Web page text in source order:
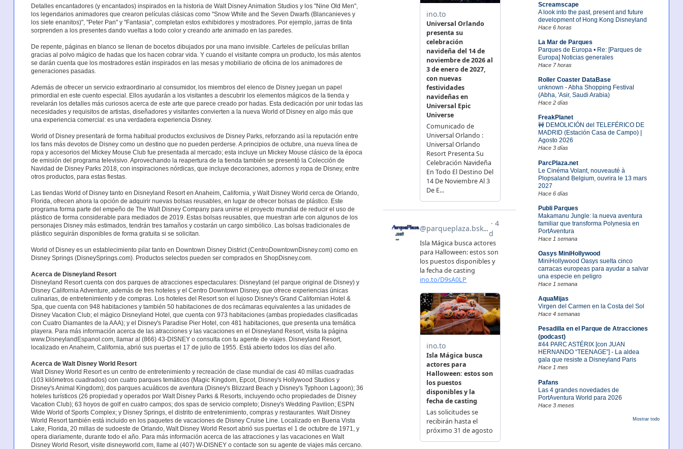
Screamscape
A look into the past, present and future
development of Hong Kong Disneyland
Hace 6 horas
La Mar de Parques
Parques de Europa • Re: [Parques de
Europa] Noticias generales
Hace 7 horas
Roller Coaster DataBase
unknown - Abha Shopping Festival
(Abha, 'Asir, Saudi Arabia)
Hace 2 días
FreakPlanet
🚧 DEMOLICIÓN del TELEFÉRICO DE
MADRID (Estación Casa de Campo) |
Agosto 2026
Hace 3 días
ParcPlaza.net
Le Cinéma Volant, nouveauté à
Plopsaland Belgium, ouvrira le 13 mars
2027
Hace 6 días
Publi Parques
Makamanu Jungle: la nueva aventura
familiar que transforma Polynesia en
PortAventura
Hace 1 semana
Oasys MiniHollywood
MiniHollywood Oasys suelta cinco
carracas europeas para ayudar a salvar
una especie en peligro
Hace 1 semana
AquaMijas
Virgen del Carmen en la Costa del Sol
Hace 4 semanas
Pesadilla en el Parque de Atracciones
(podcast)
#44 PARC ASTÉRIX [con JUAN
HERNANDO “TEENAGE”] - La aldea
gala que resiste a Disneyland Paris
Hace 1 mes
Pafans
Las 4 grandes novedades de
PortAventura World para 2026
Hace 3 meses
Mostrar todo
Detalles encantadores (y encantados) inspirados en la historia de Walt Disney Animation Studios y los "Nine Old Men",
los legendarios animadores que crearon películas clásicas como "Snow White and the Seven Dwarfs (Blancanieves y
los siete enanitos)", "Peter Pan" y "Fantasia", completan estos exhibidores y mostradores. Por ejemplo, jarras de tinta
sorprenden a los presentes dando vueltas a todo color y creando arte animado en las paredes.
De repente, páginas en blanco se llenan de bocetos dibujados por una mano invisible. Carteles de películas brillan
gracias al polvo mágico de hadas que los hacen cobrar vida. Y cuando el visitante compra un producto, los más atentos
se darán cuenta que los mostradores están inspirados en las mesas y mobiliario de oficina de los animadores de
generaciones pasadas.
Además de ofrecer un servicio extraordinario al consumidor, los miembros del elenco de Disney juegan un papel
primordial en este cuento especial. Ellos ayudarán a los visitantes a descubrir los elementos mágicos de la tienda y
revelarán los detalles más curiosos acerca de este arte que parece creado por hadas. Esta dedicación por unir todas las
necesidades y requisitos de artistas, diseñadores y visitantes convierten a la nueva World of Disney en algo más que
una experiencia comercial: es una verdadera experiencia Disney.
World of Disney presentará de forma habitual productos exclusivos de Disney Parks, reforzando así la reputación entre
los fans más devotos de Disney como un destino que no pueden perderse. A principios de octubre, una nueva línea de
ropa y accesorios del Mickey Mouse Club fue presentada al mercado; esta incluye un Mickey Mouse clásico de la época
de emisión del programa televisivo. Aprovechando la reapertura de la tienda también se presentó la Colección de
Navidad de Disney Parks 2018, con inspiraciones nórdicas, que incluye decoraciones, adornos y ropa de Disney, entre
otros productos, para estas fiestas.
Las tiendas World of Disney tanto en Disneyland Resort en Anaheim, California, y Walt Disney World cerca de Orlando,
Florida, ofrecen ahora la opción de adquirir nuevas bolsas reusables, en lugar de ofrecer bolsas de plástico. Este
programa forma parte del empeño de The Walt Disney Company para unirse el proyecto mundial de reducir el uso de
plástico de forma considerable para mediados de 2019. Estas bolsas reusables, que muestran arte con algunos de los
personajes Disney más estimados, tendrán tres tamaños y costarán un cargo simbólico. Las bolsas tradicionales de
plástico seguirán disponibles de forma gratuita si se solicitan.
World of Disney es un establecimiento pilar tanto en Downtown Disney District (CentroDowntownDisney.com) como en
Disney Springs (DisneySprings.com). Productos selectos pueden ser comprados en ShopDisney.com.
Acerca de Disneyland Resort
Disneyland Resort cuenta con dos parques de atracciones espectaculares: Disneyland (el parque original de Disney) y
Disney California Adventure, además de tres hoteles y el Centro Downtown Disney, que ofrece experiencias únicas
culinarias, de entretenimiento y de compras. Los hoteles del Resort son el lujoso Disney's Grand Californian Hotel &
Spa, que cuenta con 948 habitaciones y también 50 habitaciones de dos recámaras equivalentes a las unidades de
Disney Vacation Club; el mágico Disneyland Hotel, que cuenta con 973 habitaciones (ambas propiedades clasificadas
con Cuatro Diamantes de la AAA); y el Disney's Paradise Pier Hotel, con 481 habitaciones, que presenta una temática
playera. Para más información acerca de las atracciones y las vacaciones en el Disneyland Resort, visita la página
www.DisneylandEspanol.com, llamar al (866) 43-DISNEY o consulta con tu agente de viajes. Disneyland Resort,
localizado en Anaheim, California, abrió sus puertas el 17 de julio de 1955. Está abierto todos los días del año.
Acerca de Walt Disney World Resort
Walt Disney World Resort es un centro de entretenimiento y recreación de clase mundial de casi 40 millas cuadradas
(103 kilómetros cuadrados) con cuatro parques temáticos (Magic Kingdom, Epcot, Disney's Hollywood Studios y
Disney's Animal Kingdom); dos parques acuáticos de aventura (Disney's Blizzard Beach y Disney's Typhoon Lagoon); 36
hoteles turísticos (26 propiedad y operados por Walt Disney Parks & Resorts, incluyendo ocho propiedades de Disney
Vacation Club); 63 hoyos de golf en cuatro campos; dos spas de servicio completo; Disney's Wedding Pavilion; ESPN
Wide World of Sports Complex; y Disney Springs, el distrito de entretenimiento, compras y restaurantes. Walt Disney
World Resort también está incluido en los paquetes de vacaciones de Disney Cruise Line. Localizado en Buena Vista
Lake, Florida, 20 millas de sudoeste de Orlando, Walt Disney World Resort abrió sus puertas el 1 de octubre de 1971, y
opera diariamente, durante todo el año. Para más información acerca de las atracciones y las vacaciones en Walt
Disney World Resort, visite disneyworld.com, llame al (407) W-DISNEY o contacte son su agente de viajes más cercano.